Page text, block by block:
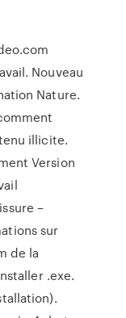
Nouveau
Nature.
illicite.
Version
–
sur
de la
.exe.